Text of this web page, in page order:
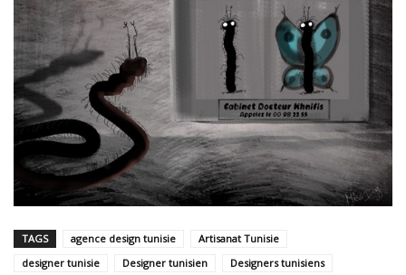
TAGS agence design tunisie
Artisanat Tunisie
designer tunisie
Designer tunisien
Designers tunisiens